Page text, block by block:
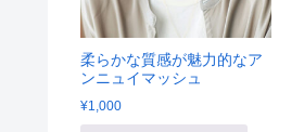
柔らかな質感が魅力的なア
ンニュイマッシュ
¥1,000